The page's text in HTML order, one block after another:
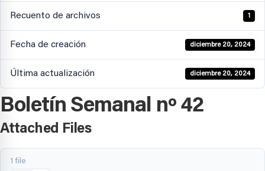
Recuento de archivos 1
Fecha de creación diciembre 20, 2024
Última actualización diciembre 20, 2024
Boletín Semanal nº 42
Attached Files
1 file